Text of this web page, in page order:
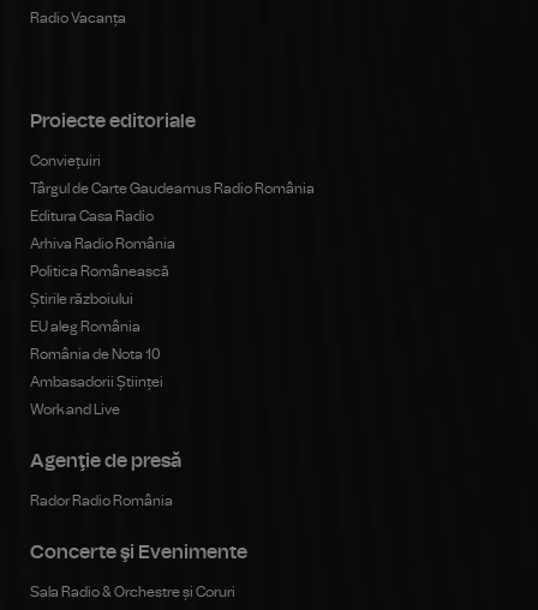
Radio Vacanța
Proiecte editoriale
Conviețuiri
Târgul de Carte Gaudeamus Radio România
Editura Casa Radio
Arhiva Radio România
Politica Românească
Știrile războiului
EU aleg România
România de Nota 10
Ambasadorii Științei
Work and Live
Agenţie de presă
Rador Radio România
Concerte şi Evenimente
Sala Radio & Orchestre și Coruri